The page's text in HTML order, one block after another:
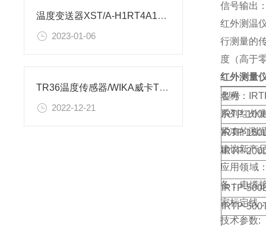
温度变送器XST/A-H1RT4A1VO新技术参数
2023-01-06
TR36温度传感器/WIKA威卡TR30-W温度变送器接线简图说明
2022-12-21
信号输出
红外测温
行测量的
度（高于
红外测量
型号
IRTP-
IRTP-
IRTP-
IRTP-
IRTP-
名称：
系列红外
紧凑的测
建议新产
应用领域
备：电缆
家标定线
技术参数: